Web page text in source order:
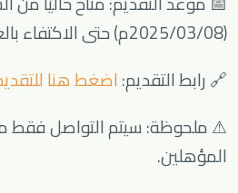
(2025/03/08م) حتى الاكتفاء بالعدد المطلوب.
🔗 رابط التقديم:اضغط هنا
⚠ ملحوظة: سيتم التواصل فقط
المؤهلين.